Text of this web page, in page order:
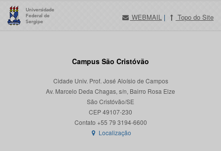
WEBMAIL | Topo do Site
Campus São Cristóvão
Cidade Univ. Prof. José Aloísio de Campos
Av. Marcelo Deda Chagas, s/n, Bairro Rosa Elze
São Cristóvão/SE
CEP 49107-230
Localização